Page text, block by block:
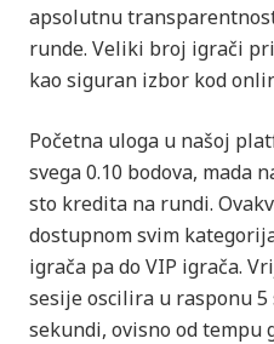
apsolutnu
runde. Veliki broj igrači
kao siguran izbor kod
Početna uloga u našoj
svega 0.10 bodova, mada
sto kredita na rundi.
dostupnom svim
igrača pa do VIP igrača.
sesije oscilira u rasponu
sekundi, ovisno od tempu